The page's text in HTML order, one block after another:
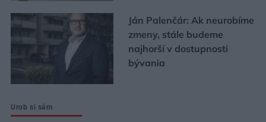
Ján Palenčár: Ak neurobíme
zmeny, stále budeme
najhorší v dostupnosti
bývania
Urob si sám